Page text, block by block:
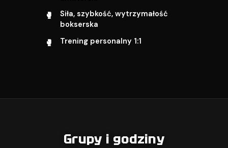
Siła, szybkość, wytrzymałość
bokserska
Trening personalny 1:1
Grupy i godziny